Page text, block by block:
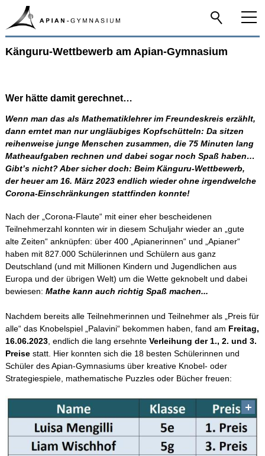
Home
Schulfamilie
Infos-Service
Beratung
Apian digital
Fächer
Schulleben
Schulfahrten
WebUntis
Kontakt
Impressum
Känguru-Wettbewerb am Apian-Gymnasium
Wer hätte damit gerechnet…
Wenn man das als Mathematiklehrer im Freundeskreis erzählt,
dann erntet man nur ungläubiges Kopfschütteln: Da sitzen
reihenweise junge Menschen zusammen, die 75 Minuten lang
Matheaufgaben rechnen und dabei sogar noch Spaß haben…
Gibt’s nicht? Aber sicher doch: Beim Känguru-Wettbewerb,
der heuer am 16. März 2023 endlich wieder ohne irgendwelche
Corona-Einschränkungen stattfinden konnte!
Nach der „Corona-Flaute“ mit einer eher bescheidenen
Teilnehmerzahl konnten wir in diesem Schuljahr wieder an „gute
alte Zeiten“ anknüpfen: über 400 „Apianerinnen“ und „Apianer“
haben mit 827.000 Schülerinnen und Schülern aus ganz
Deutschland (und mit Millionen Kindern und Jugendlichen aus
Europa und der übrigen Welt) um die Wette geknobelt und dabei
bewiesen: Mathe kann auch richtig Spaß machen...
Nachdem bereits alle Teilnehmerinnen und Teilnehmer als „Preis für
alle“ das Knobelspiel „Palavini“ bekommen haben, fand am Freitag,
16.06.2023, endlich die lang ersehnte Verleihung der 1., 2. und 3.
Preisestatt. Hier konnten sich die 18 besten Schülerinnen und
Schüler des Apian-Gymnasiums über kreative Knobel- oder
Strategiespiele, mathematische Puzzles oder Bücher freuen: